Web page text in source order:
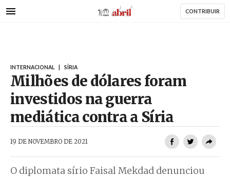
para
AbrilAbril CONTRIBUIR
INTERNACIONAL SÍRIA
Milhões de dólares foram
investidos na guerra
mediática contra a Síria
19 DE NOVEMBRO DE 2021
O diplomata sírio Faisal Mekdad denunciou